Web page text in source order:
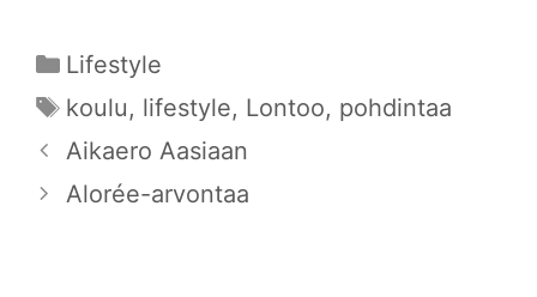
Kategoriat
Lifestyle
Avainsanat
koulu, lifestyle, Lontoo, pohdintaa
Aikaero Aasiaan
Alorée-arvontaa